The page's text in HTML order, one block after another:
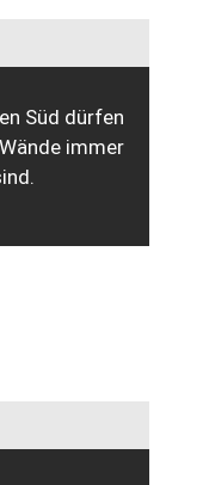
Süd dürfen
immer